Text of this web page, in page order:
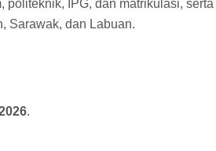
IPG, dan matrikulasi, serta
Sarawak, dan Labuan.
.